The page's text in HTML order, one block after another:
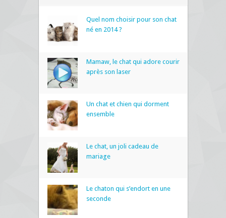
Quel nom choisir pour son chat
né en 2014 ?
Mamaw, le chat qui adore courir
après son laser
Un chat et chien qui dorment
ensemble
Le chat, un joli cadeau de
mariage
Le chaton qui s’endort en une
seconde